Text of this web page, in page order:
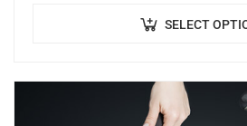
rozwijanie, porządkowanie…
SELECT